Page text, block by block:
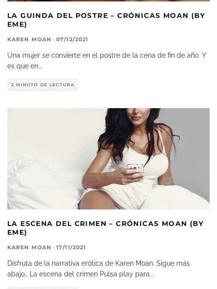
LA GUINDA DEL POSTRE – CRÓNICAS MOAN (BY
EME)
KAREN MOAN · 07/12/2021
Una mujer se convierte en el postre de la cena de fin de año. Y
es que en...
2 MINUTO DE LECTURA
LA ESCENA DEL CRIMEN – CRÓNICAS MOAN (BY
EME)
KAREN MOAN · 17/11/2021
Disfruta de la narrativa erótica de Karen Moan. Sigue más
abajo… La escena del crimen Pulsa play para...